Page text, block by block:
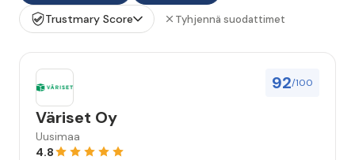
Trustmary Score
Tyhjennä suodattimet
92/100
Väriset Oy
Uusimaa
4.8